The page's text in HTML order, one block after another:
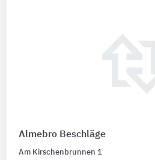
Almebro Beschläge
Am Kirschenbrunnen 1